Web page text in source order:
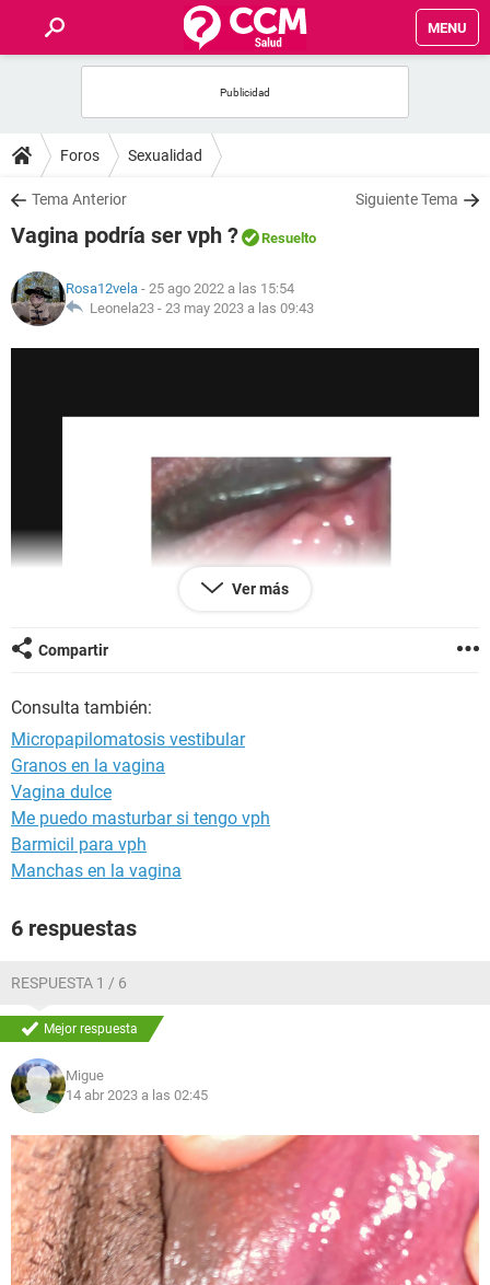
MENU
FOROS
SALUD
FAMILIA
NUTRICIÓN
SEXUALIDAD
Foros Sexualidad
Tema Anterior Siguiente Tema
Vagina podría ser vph ? Resuelto
Rosa12vela - 25 ago 2022 a las 15:54
Leonela23 - 23 may 2023 a las 09:43
Ver más
Compartir
Consulta también:
Micropapilomatosis vestibular
Granos en la vagina
Vagina dulce
Me puedo masturbar si tengo vph
Barmicil para vph
Manchas en la vagina
6 respuestas
RESPUESTA 1 / 6
Mejor respuesta
Migue
14 abr 2023 a las 02:45